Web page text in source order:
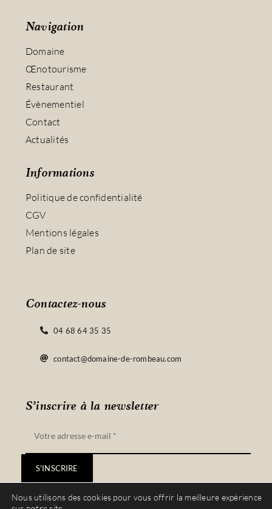
Navigation
Domaine
Œnotourisme
Restaurant
Évènementiel
Contact
Actualités
Informations
Politique de confidentialité
CGV
Mentions légales
Plan de site
S’inscrire à la newsletter
S'INSCRIRE
Contactez-nous
04 68 64 35 35
contact@domaine-de-rombeau.com
Nous utilisons des cookies pour vous offrir la meilleure expérience